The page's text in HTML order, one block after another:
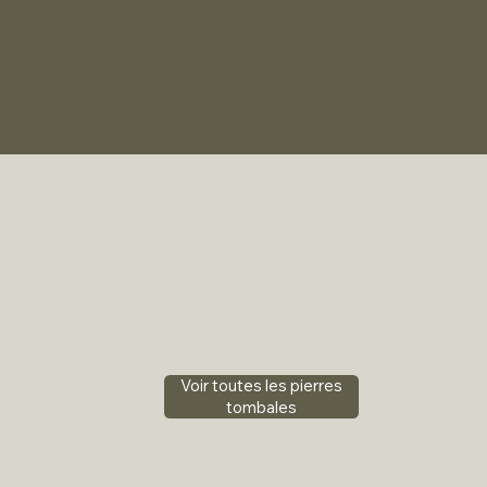
Voir toutes les pierres
tombales